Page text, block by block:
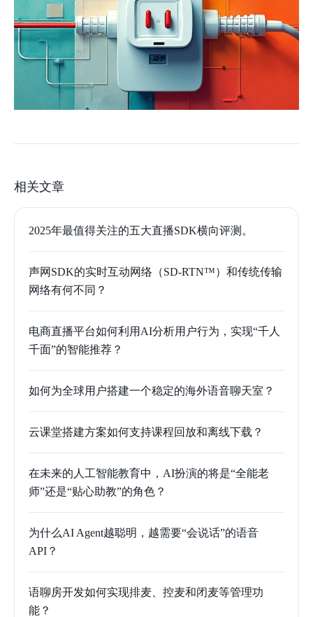
相关文章
2025年最值得关注的五大直播SDK横向评测。
声网SDK的实时互动网络（SD-RTN™）和传统传输
网络有何不同？
电商直播平台如何利用AI分析用户行为，实现“千人
千面”的智能推荐？
如何为全球用户搭建一个稳定的海外语音聊天室？
云课堂搭建方案如何支持课程回放和离线下载？
在未来的人工智能教育中，AI扮演的将是“全能老
师”还是“贴心助教”的角色？
为什么AI Agent越聪明，越需要“会说话”的语音
API？
语聊房开发如何实现排麦、控麦和闭麦等管理功
能？